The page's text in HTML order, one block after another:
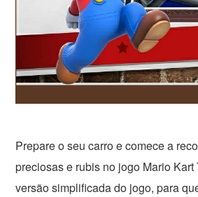
Prepare o seu carro e comece a
preciosas e rubis no jogo Mario Kart
versão simplificada do jogo, para